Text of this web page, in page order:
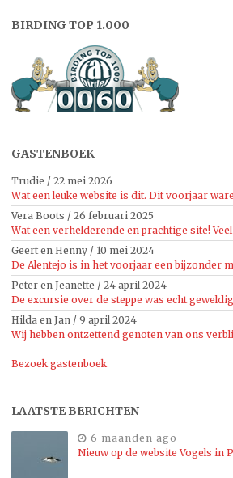
BIRDING TOP 1.000
GASTENBOEK
Trudie / 22 mei 2026
Wat een leuke website is dit. Dit voorjaar
Vera Boots / 26 februari 2025
Wat een verhelderende en prachtige site!
Geert en Henny / 10 mei 2024
De Alentejo is in het voorjaar een bijzonder
Peter en Jeanette / 24 april 2024
De excursie over de steppe was echt
Hilda en Jan / 9 april 2024
Wij hebben ontzettend genoten van ons
Bezoek gastenboek
LAATSTE BERICHTEN
6 maanden ago
Nieuw op de website Vogels in